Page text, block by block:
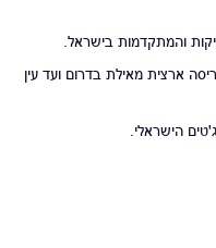
שירות בפריסה ארצית מאילת בדרום ועד עין
הישראלי.